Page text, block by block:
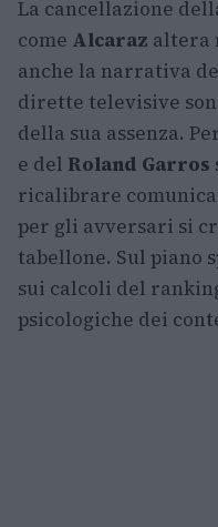
La cancellazione
come Alcaraz altera
anche la narrativa
dirette televisive
della sua assenza.
e del Roland Garros
ricalibrare
per gli avversari si
tabellone. Sul piano
sui calcoli del
psicologiche dei